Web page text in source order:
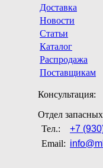
Доставка
Новости
Статьи
Каталог
Распродажа
Поставщикам
Консультация:
Отдел
Тел.:
+7
Email: